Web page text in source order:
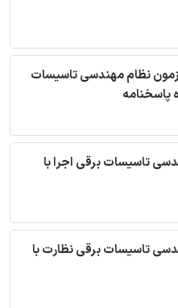
نظام مهندسی تاسیسات
پاسخنامه
تاسیسات برقی اجرا با
تاسیسات برقی نظارت با